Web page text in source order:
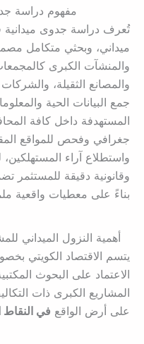
مفهوم دراسة
تُعرف دراسة جدوى ميدانية
ميداني، وبحثي متكامل
والمنشآت الكبرى
والمصانع الثقيلة،
جمع البيانات الحية
المستهدفة داخل كافة
جغرافي وفحص للمواقع
واستطلاع آراء المستهلكين،
وقانونية دقيقة للمستثمر
بناءً على معطيات واقعية
أهمية النزول الميداني
يتسم الاقتصاد الكويتي
الاعتماد على البحوث
المشاريع الكبرى ذات
على أرض الواقع في النقاط